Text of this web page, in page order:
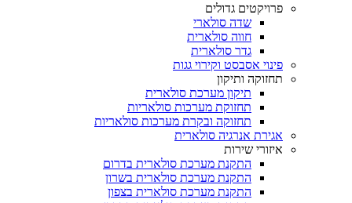
פרויקטים גדולים
שדה סולארי
חווה סולארית
גדר סולארית
פינוי אסבסט וקירוי גגות
תחזוקה ותיקון
תיקון מערכת סולארית
תחזוקת מערכות סולאריות
תחזוקה ובקרת מערכות סולאריות
אגירת אנרגיה סולארית
איזורי שירות
התקנת מערכת סולארית בדרום
התקנת מערכת סולארית בשרון
התקנת מערכת סולארית בצפון